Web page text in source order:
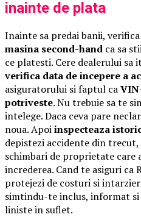
inainte de plata
Inainte sa predai banii,
masina second-hand ca sa
ce platesti. Cere dealerului
verifica data de incepere a
asiguratorului si faptul ca
potriveste. Nu trebuie sa te
intelege. Daca ceva pare
noua. Apoiinspecteaza
depistezi accidente din
schimbari de proprietate care
increderea. Cand te asiguri ca
protejezi de costuri si
simtindu-te inclus, informat si
liniste in suflet.